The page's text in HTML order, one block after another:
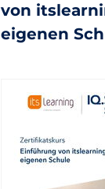
von
eigenen